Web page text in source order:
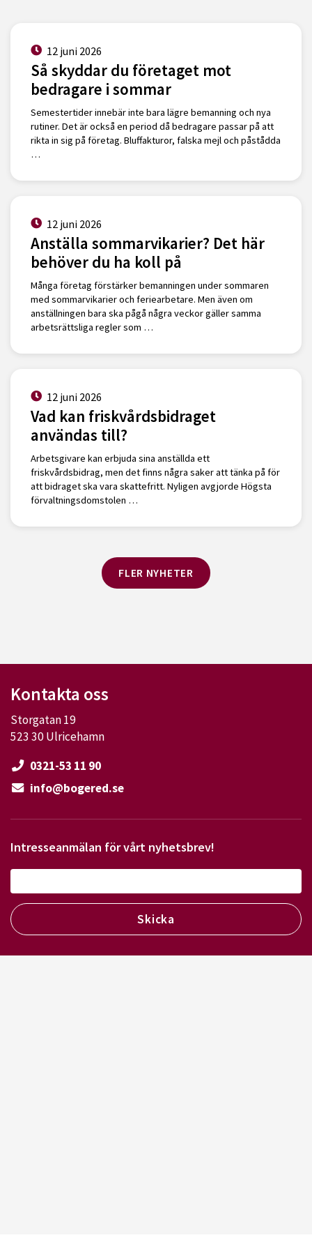
12 juni 2026
Så skyddar du företaget mot
bedragare i sommar
Semestertider innebär inte bara lägre bemanning och nya
rutiner. Det är också en period då bedragare passar på att
rikta in sig på företag. Bluffakturor, falska mejl och påstådda
…
12 juni 2026
Anställa sommarvikarier? Det här
behöver du ha koll på
Många företag förstärker bemanningen under sommaren
med sommarvikarier och feriearbetare. Men även om
anställningen bara ska pågå några veckor gäller samma
arbetsrättsliga regler som …
12 juni 2026
Vad kan friskvårdsbidraget
användas till?
Arbetsgivare kan erbjuda sina anställda ett
friskvårdsbidrag, men det finns några saker att tänka på för
att bidraget ska vara skattefritt. Nyligen avgjorde Högsta
förvaltningsdomstolen …
FLER NYHETER
Kontakta oss
Storgatan 19
523 30 Ulricehamn
0321-53 11 90
info@bogered.se
Intresseanmälan för vårt nyhetsbrev!